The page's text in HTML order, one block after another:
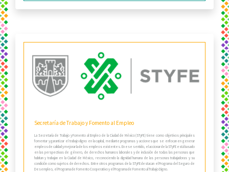
Secretaría de Trabajo y Fomento al Empleo
La Secretaría de Trabajo y Fomento al Empleo de la Ciudad de México (STyFE) tiene como objetivos principales
fomentar y garantizar el trabajo digno en la capital, mediante programas y acciones que se enfocan en generar
empleos de calidad y mejorar la de los empleos existentes. En ese sentido, el accionar de la STyFE está basado
en las perspectivas de género, de derechos humanos laborales y de inclusión de todas las personas que
habitan y trabajan en la Ciudad de México, reconociendo la dignidad humana de las personas trabajadoras y su
condición como sujetos de derechos. Entre otros programas de la STyFE destacan el Programa del Seguro de
Desempleo, el Programa de Fomento Cooperativo y el Programa de Fomento al Trabajo Digno.